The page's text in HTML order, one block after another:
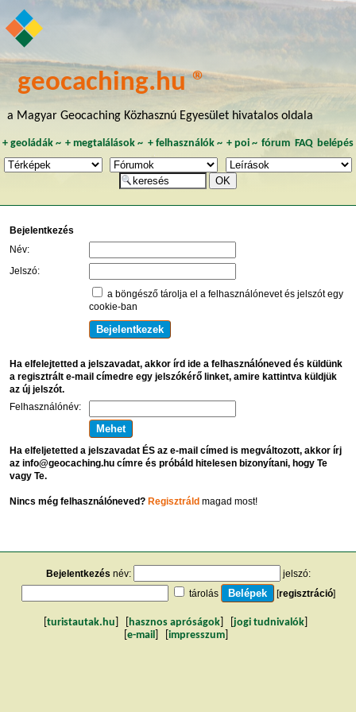
geocaching.hu ®
a Magyar Geocaching Közhasznú Egyesület hivatalos oldala
+ geoládák~ +megtalálások ~ + felhasználók~ + poi~ fórum FAQ belépés
Bejelentkezés
Név:
Jelszó:
a böngésző tárolja el a felhasználónevet és jelszót egy
cookie-ban
Ha elfelejtetted a jelszavadat, akkor írd ide a felhasználóneved és küldünk
a regisztrált e-mail címedre egy jelszókérő linket, amire kattintva küldjük
az új jelszót.
Felhasználónév:
Ha elfeljetetted a jelszavadat ÉS az e-mail címed is megváltozott, akkor írj
az info@geocaching.hu címre és próbáld hitelesen bizonyítani, hogy Te
vagy Te.
Nincs még felhasználóneved? Regisztráldmagad most!
Bejelentkezés név:
jelszó:
tárolás
[regisztráció]
turistautak.hu hasznos apróságok jogi tudnivalók
e-mail impresszum]